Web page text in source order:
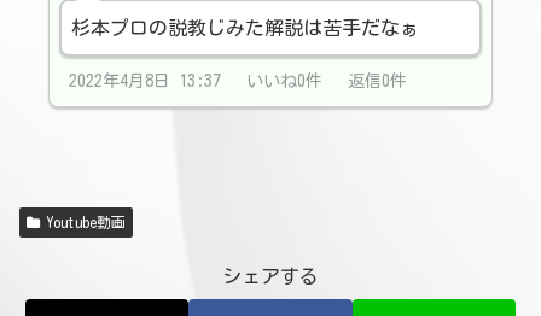
杉本プロの説教じみた解説は苦手だなぁ
2022年4月8日 13:37 いいね0件 返信0件
Youtube動画
シェアする